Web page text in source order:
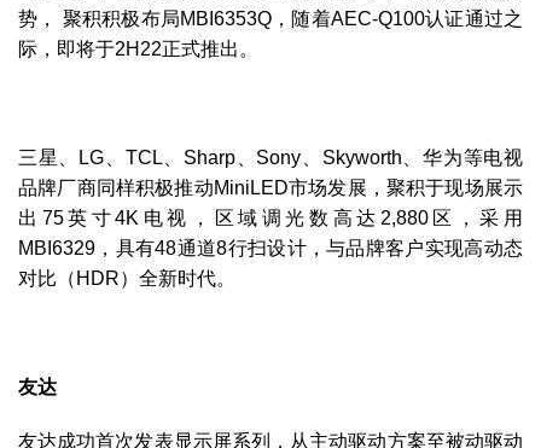
势， 聚积积极布局MBI6353Q，随着AEC-Q100认证通过之
际，即将于2H22正式推出。
三星、LG、TCL、Sharp、Sony、Skyworth、华为等电视
品牌厂商同样积极推动MiniLED市场发展，聚积于现场展示
出75英寸4K电视，区域调光数高达2,880区，采用
MBI6329，具有48通道8行扫设计，与品牌客户实现高动态
对比（HDR）全新时代。
友达
友达成功首次发表显示屏系列，从主动驱动方案至被动驱动